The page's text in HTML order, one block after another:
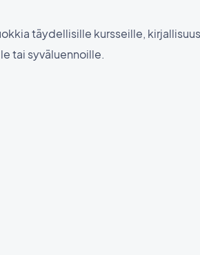
täydellisille kursseille,
tai syväluennoille.